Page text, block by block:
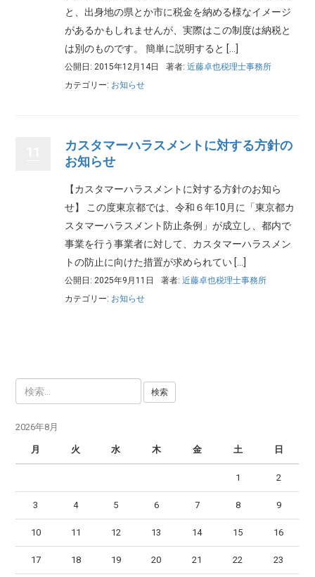
と、出身地の県とか市に税金を納める様なイメージ
があるかもしれませんが、実際はこの制度は納税と
は別のものです。 簡単に説明すると […]
公開日: 2015年12月14日 著者:近藤卓也税理士事務所
カテゴリー: お知らせ
カスタマーハラスメントに対する方針の
お知らせ
【カスタマーハラスメントに対する方針のお知ら
せ】 この度東京都では、令和６年10月に「東京都カ
スタマーハラスメント防止条例」が成立し、都内で
事業を行う事業者に対して、カスタマーハラスメン
トの防止に向けた措置が求められてい […]
公開日: 2025年9月11日 著者:近藤卓也税理士事務所
カテゴリー: お知らせ
検
索
:2026年8月
月 火 水 木 金 土 日
1 2
3 4 5 6 7 8 9
10 11 12 13 14 15 16
17 18 19 20 21 22 23